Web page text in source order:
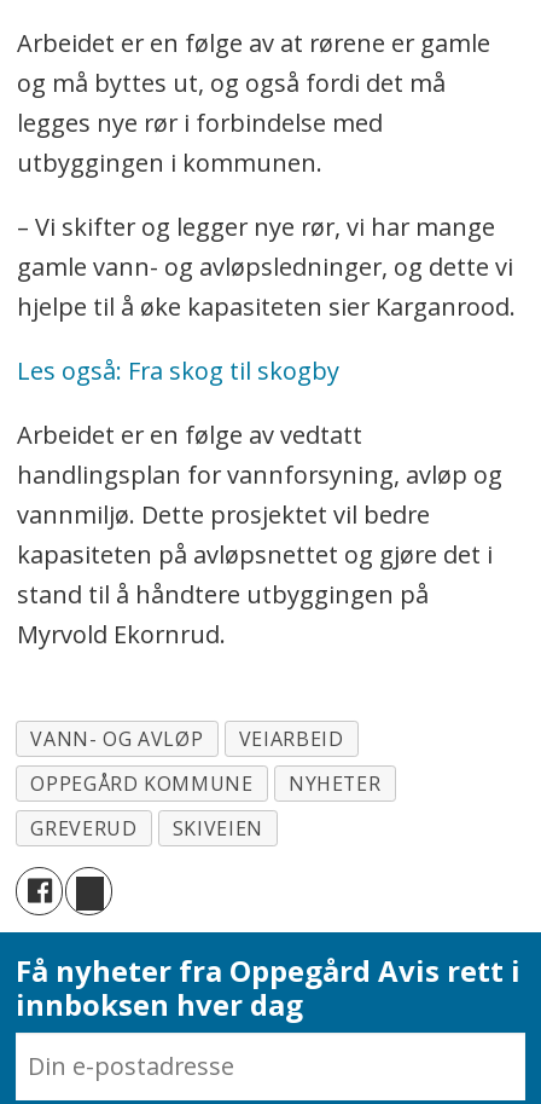
Arbeidet er en følge av at rørene er gamle
og må byttes ut, og også fordi det må
legges nye rør i forbindelse med
utbyggingen i kommunen.
– Vi skifter og legger nye rør, vi har mange
gamle vann- og avløpsledninger, og dette vi
hjelpe til å øke kapasiteten sier Karganrood.
Les også: Fra skog til skogby
Arbeidet er en følge av vedtatt
handlingsplan for vannforsyning, avløp og
vannmiljø. Dette prosjektet vil bedre
kapasiteten på avløpsnettet og gjøre det i
stand til å håndtere utbyggingen på
Myrvold Ekornrud.
VANN- OG AVLØP
VEIARBEID
OPPEGÅRD KOMMUNE
NYHETER
GREVERUD
SKIVEIEN
Få nyheter fra Oppegård Avis rett i
innboksen hver dag